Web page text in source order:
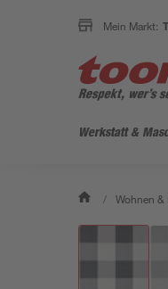
Mein Markt:
Werkstatt &
/ Wohnen &